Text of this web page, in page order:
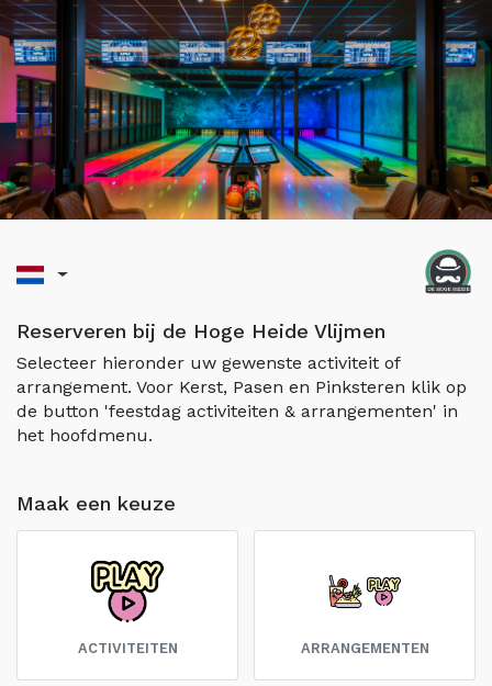
Reserveren bij de Hoge Heide Vlijmen
Selecteer hieronder uw gewenste activiteit of
arrangement. Voor Kerst, Pasen en Pinksteren klik op
de button 'feestdag activiteiten & arrangementen' in
het hoofdmenu.
Maak een keuze
ACTIVITEITEN ARRANGEMENTEN